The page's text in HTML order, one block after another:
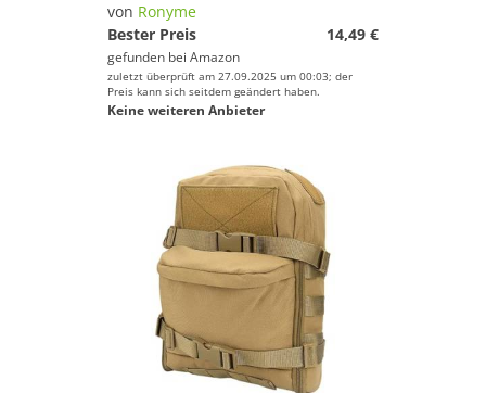
von Ronyme
Bester Preis
14,49 €
gefunden bei Amazon
zuletzt überprüft am 27.09.2025 um 00:03; der
Preis kann sich seitdem geändert haben.
Keine weiteren Anbieter